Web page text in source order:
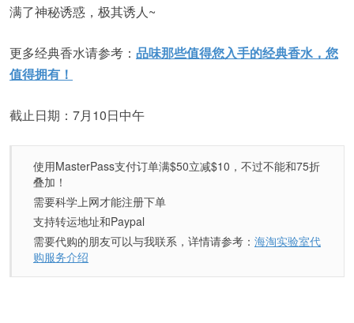
满了神秘诱惑，极其诱人~
更多经典香水请参考： 品味那些值得您入手的经典香水，您
值得拥有！
截止日期：7月10日中午
使用MasterPass支付订单满$50立减$10，不过不能和75折
叠加！
需要科学上网才能注册下单
支持转运地址和Paypal
需要代购的朋友可以与我联系，详情请参考： 海淘实验室代
购服务介绍